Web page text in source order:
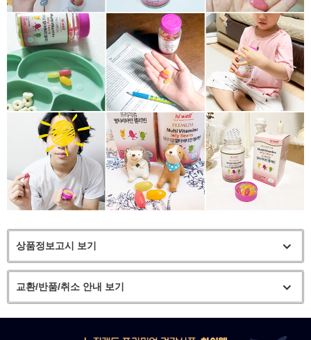
상품정보고시 보기
교환/반품/취소 안내 보기